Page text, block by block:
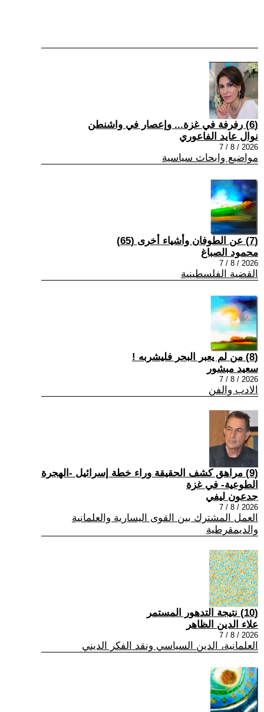
(6) رفرفة في غزة... وإعصار في واشنطن
نوال عايد الفاعوري
2026 / 8 / 7
مواضيع وابحاث سياسية
(7) عن الطوفان وأشياء أخرى (65)
محمود الصباغ
2026 / 8 / 7
القضية الفلسطينية
(8) من لم يعبر البحر فليشربه !
سعيد مبشور
2026 / 8 / 7
الادب والفن
(9) مراهق كشف الحقيقة وراء خطة إسرائيل -الهجرة
الطوعية- في غزة
جدعون ليفي
2026 / 8 / 7
العمل المشترك بين القوى اليسارية والعلمانية
والديمقرطية
(10) نتيجة التدهور المستمر
علاء الدين الظاهر
2026 / 8 / 7
العلمانية، الدين السياسي ونقد الفكر الديني